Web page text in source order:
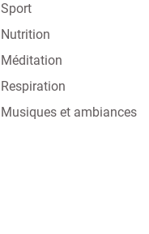
Sport
Nutrition
Méditation
Respiration
Musiques et ambiances